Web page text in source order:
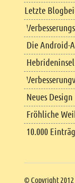
Copyright
© Copyright
Letzte
Die Android-
Neues Design
Fröhliche
10.000